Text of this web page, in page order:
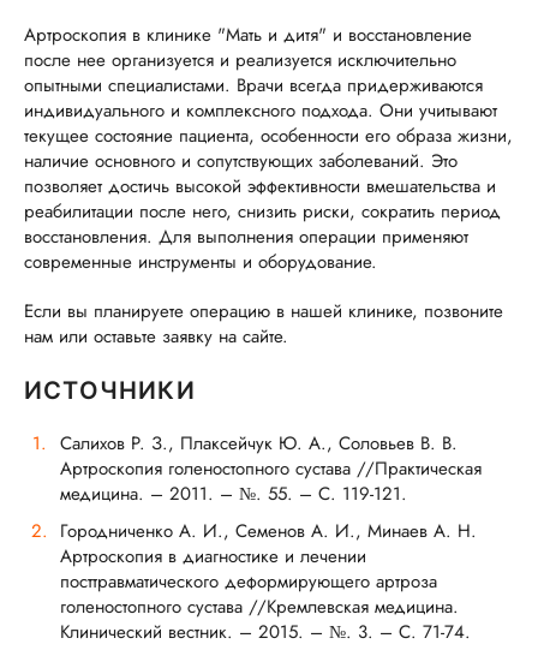
Артроскопия в клинике "Мать и дитя" и восстановление
после нее организуется и реализуется исключительно
опытными специалистами. Врачи всегда придерживаются
индивидуального и комплексного подхода. Они учитывают
текущее состояние пациента, особенности его образа жизни,
наличие основного и сопутствующих заболеваний. Это
позволяет достичь высокой эффективности вмешательства и
реабилитации после него, снизить риски, сократить период
восстановления. Для выполнения операции применяют
современные инструменты и оборудование.
Если вы планируете операцию в нашей клинике, позвоните
нам или оставьте заявку на сайте.
ИСТОЧНИКИ
Салихов Р. З., Плаксейчук Ю. А., Соловьев В. В.
Артроскопия голеностопного сустава //Практическая
медицина. – 2011. – №. 55. – С. 119-121.
Городниченко А. И., Семенов А. И., Минаев А. Н.
Артроскопия в диагностике и лечении
посттравматического деформирующего артроза
голеностопного сустава //Кремлевская медицина.
Клинический вестник. – 2015. – №. 3. – С. 71-74.